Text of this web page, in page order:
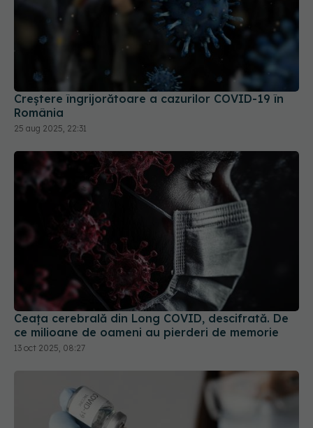
Creștere îngrijorătoare a cazurilor COVID-19 în
România
25 aug 2025, 22:31
Ceața cerebrală din Long COVID, descifrată. De
ce milioane de oameni au pierderi de memorie
13 oct 2025, 08:27